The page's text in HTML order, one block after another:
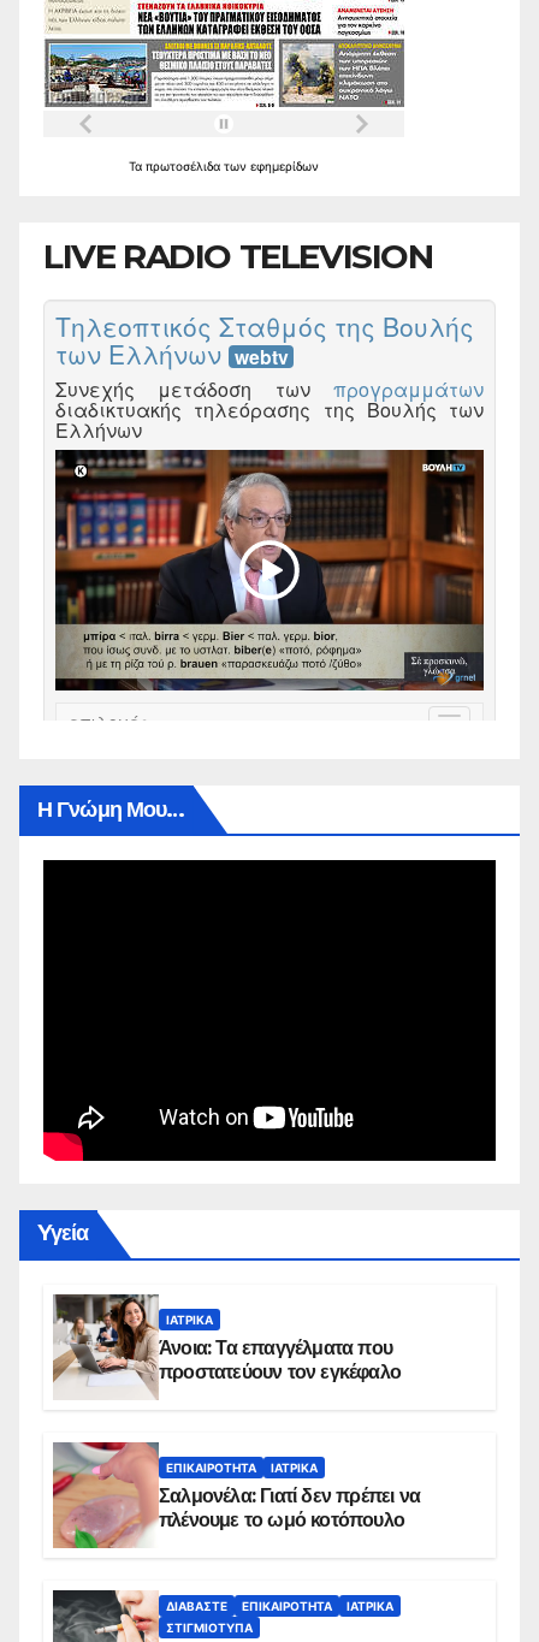
Τα πρωτοσέλιδα των εφημερίδων
LIVE RADIO TELEVISION
Η Γνώμη Μου…
Yγεία
ΙΑΤΡΙΚΆ
Άνοια: Τα επαγγέλματα που
προστατεύουν τον εγκέφαλο
ΕΠΙΚΑΙΡΌΤΗΤΑ ΙΑΤΡΙΚΆ
Σαλμονέλα: Γιατί δεν πρέπει να
πλένουμε το ωμό κοτόπουλο
ΔΙΑΒΆΣΤΕ ΕΠΙΚΑΙΡΌΤΗΤΑ
ΙΑΤΡΙΚΆ
ΣΤΙΓΜΙΌΤΥΠΑ